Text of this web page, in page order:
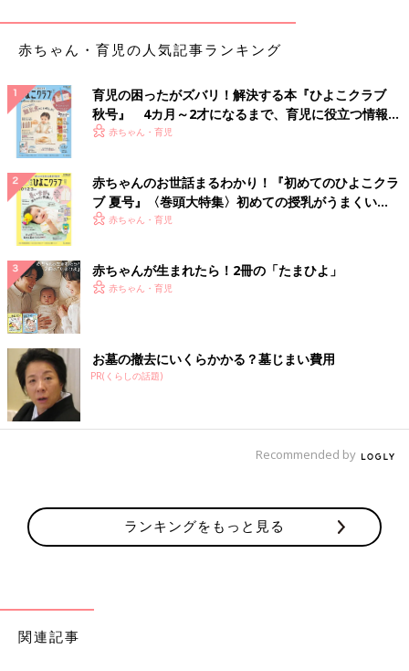
赤ちゃん・育児の人気記事ランキング
育児の困ったがズバリ！解決する本『ひよこクラブ
秋号』 4カ月～2才になるまで、育児に役立つ情報が
いっぱい！
赤ちゃん・育児
赤ちゃんのお世話まるわかり！『初めてのひよこクラ
ブ 夏号』〈巻頭大特集〉初めての授乳がうまくい
く！ おっぱい・ミルクの基本と夏のトラブル 解決テ
赤ちゃん・育児
赤ちゃんが生まれたら！2冊の「たまひよ」
赤ちゃん・育児
お墓の撤去にいくらかかる？墓じまい費用
PR(くらしの話題)
Recommended by
ランキングをもっと見る
関連記事